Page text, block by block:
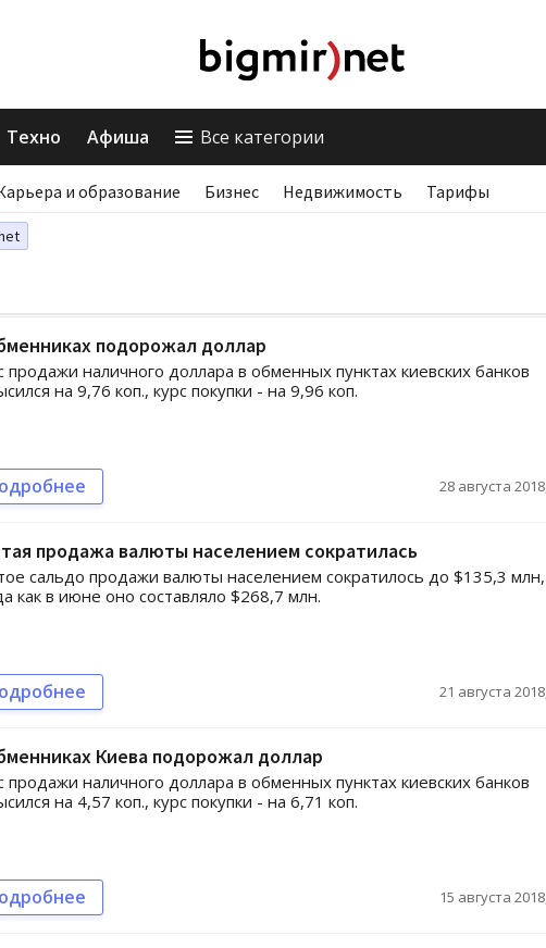
Техно Афиша Все категории
и образование Бизнес Недвижимость Тарифы
подорожал доллар
продажи наличного доллара в обменных пунктах киевских банков
на 9,76 коп., курс покупки - на 9,96 коп.
28 августа
продажа валюты населением сократилась
сальдо продажи валюты населением сократилось до $135,3 млн,
как в июне оно составляло $268,7 млн.
21 августа
Киева подорожал доллар
продажи наличного доллара в обменных пунктах киевских банков
на 4,57 коп., курс покупки - на 6,71 коп.
15 августа